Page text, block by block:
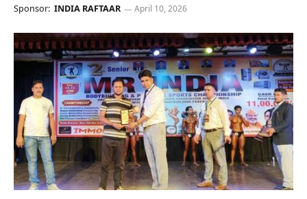
Sponsor: INDIA RAFTAAR April 10, 2026